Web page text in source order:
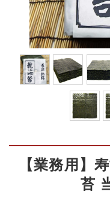
【業務用】
苔